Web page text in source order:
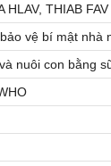
THIAB
vệ bí mật nhà
nuôi con bằng